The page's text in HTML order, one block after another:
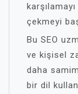
çekmeyi
Bu SEO
ve kişisel
daha
bir dil